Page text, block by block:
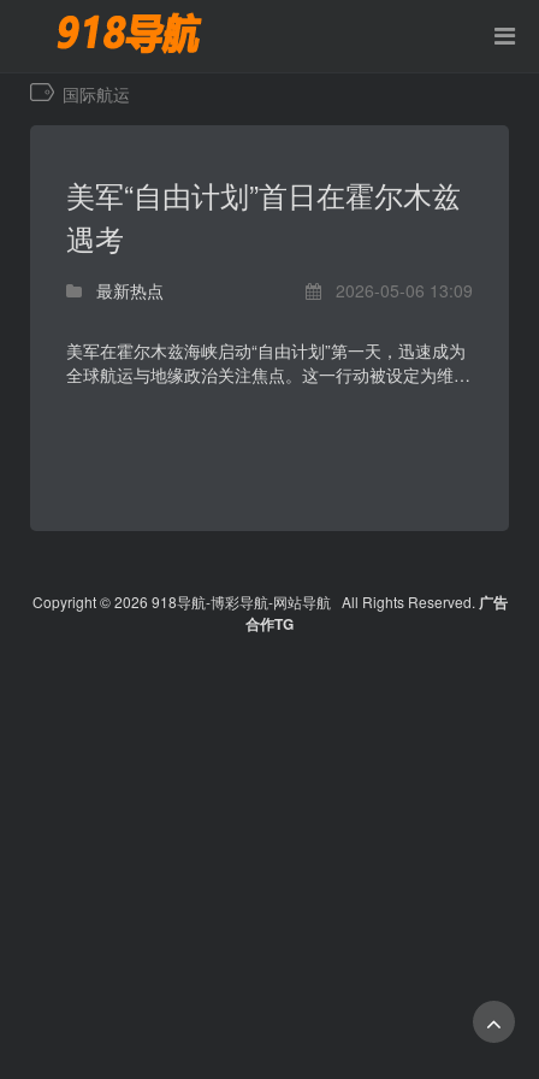
国际航运
美军“自由计划”首日在霍尔木兹
遇考
最新热点 2026-05-06 13:09
美军在霍尔木兹海峡启动“自由计划”第一天，迅速成为
全球航运与地缘政治关注焦点。这一行动被设定为维护
Copyright © 2026 918导航-博彩导航-网站导航 All Rights Reserved. 广告
合作TG